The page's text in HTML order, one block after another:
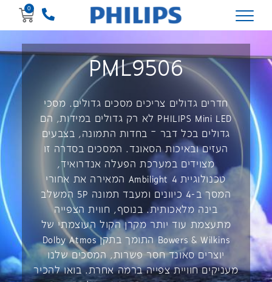
PML9506
חדרים גדולים צריכים מסכים גדולים. מסכי
PHILIPS Mini LED לא רק גדולים במידות, הם
גדולים בכל דבר – בחדות התמונה, בצבעים
העזים ובאיכות הסאונד. המסכים בסדרה זו
מצוידים במערכת הפעלה אנדרואיד,
טכנולוגיית Ambilight 4 המאירה את אחורי
המסך ב-4 כיוונים ומעבד תמונה 5P המשלב
בינה מלאכותית. בנוסף, חווית הצפייה
מתעצמת עוד יותר מקרן הקול העוצמתי של
Bowers & Wilkins התומך בתקן Dolby Atmos
יוצרים סאונד חסר פשרות, המסכים שלנו
מעניקים חוויית צפייה ברמה אחרת. בואו להכיר